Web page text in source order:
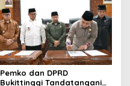
Pemko dan DPRD
Bukittinggi Tandatangani